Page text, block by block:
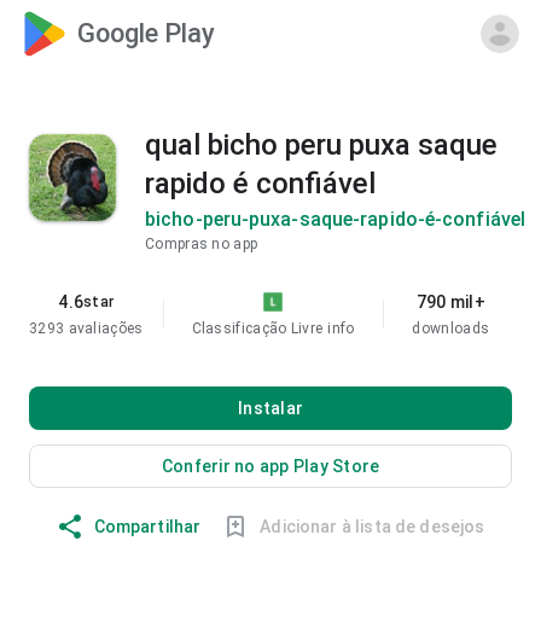
Google Play
qual bicho peru puxa saque
rapido é confiável
bicho-peru-puxa-saque-rapido-é-confiável
Compras no app
4.6star
3293 avaliações
Classificação Livre info
790 mil+
downloads
Instalar
Conferir no app Play Store
Compartilhar Adicionar à lista de desejos